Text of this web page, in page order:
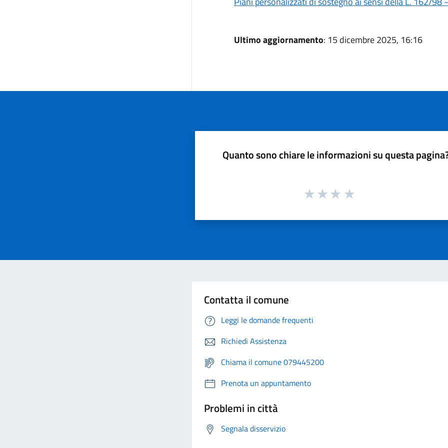
Ultimo aggiornamento: 15 dicembre 2025, 16:16
Quanto sono chiare le informazioni su questa
Contatta il comune
Leggi le domande frequenti
Richiedi Assistenza
Chiama il comune 079445200
Prenota un appuntamento
Problemi in città
Segnala disservizio